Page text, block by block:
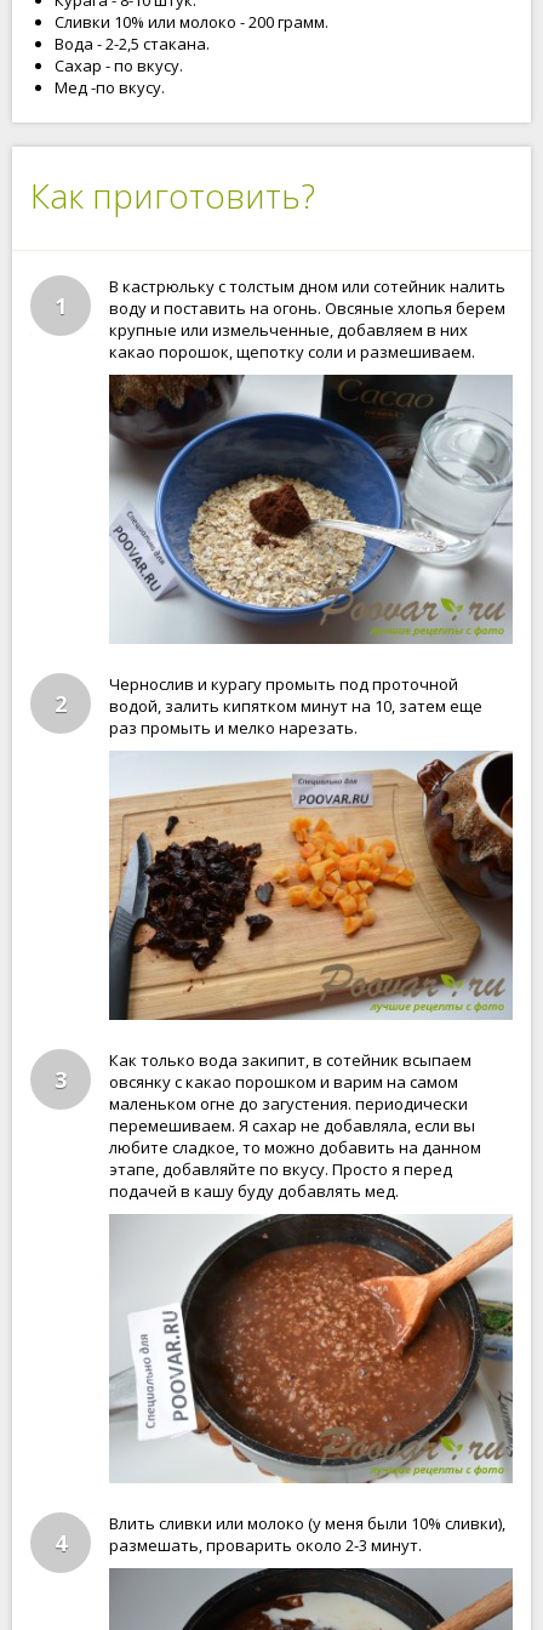
Сливки 10% или молоко - 200 грамм.
Вода - 2-2,5 стакана.
Сахар - по вкусу.
Мед -по вкусу.
Как приготовить?
1
В кастрюльку с толстым дном или сотейник налить
воду и поставить на огонь. Овсяные хлопья берем
крупные или измельченные, добавляем в них
какао порошок, щепотку соли и размешиваем.
2
Чернослив и курагу промыть под проточной
водой, залить кипятком минут на 10, затем еще
раз промыть и мелко нарезать.
3
Как только вода закипит, в сотейник всыпаем
овсянку с какао порошком и варим на самом
маленьком огне до загустения. периодически
перемешиваем. Я сахар не добавляла, если вы
любите сладкое, то можно добавить на данном
этапе, добавляйте по вкусу. Просто я перед
подачей в кашу буду добавлять мед.
4
Влить сливки или молоко (у меня были 10% сливки),
размешать, проварить около 2-3 минут.